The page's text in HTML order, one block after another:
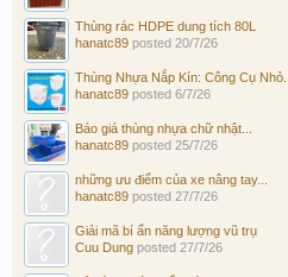
Thùng rác HDPE dung tích 80L
hanatc89 posted 20/7/26
Thùng Nhựa Nắp Kín: Công Cụ Nhỏ...
hanatc89 posted 6/7/26
Báo giá thùng nhựa chữ nhật...
hanatc89 posted 25/7/26
những ưu điểm của xe nâng tay...
hanatc89 posted 27/7/26
Giải mã bí ẩn năng lượng vũ trụ
Cuu Dung posted 27/7/26